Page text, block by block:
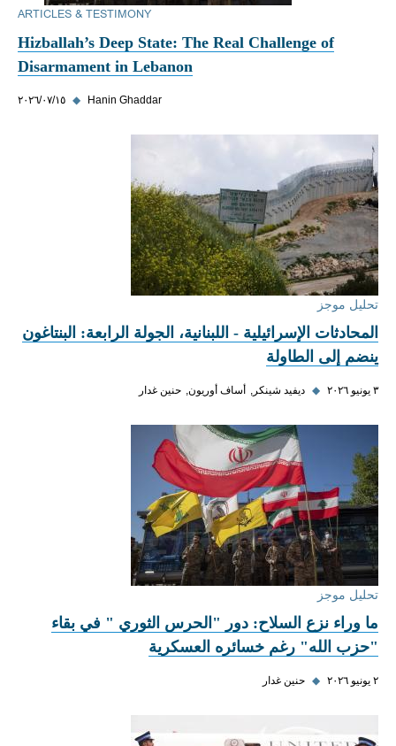
ARTICLES & TESTIMONY
Hizballah’s Deep State: The Real Challenge of
Disarmament in Lebanon
١٥‏/٠٧‏/٢٠٢٦ ◆ Hanin Ghaddar
تحليل موجز
المحادثات الإسرائيلية - اللبنانية، الجولة الرابعة: البنتاغون
ينضم إلى الطاولة
٣ يونيو ٢٠٢٦ ◆ ديفيد شينكر أساف أوريون حنين غدار
تحليل موجز
ما وراء نزع السلاح: دور "الحرس الثوري " في بقاء
"حزب الله" رغم خسائره العسكرية
٢ يونيو ٢٠٢٦ ◆ حنين غدار